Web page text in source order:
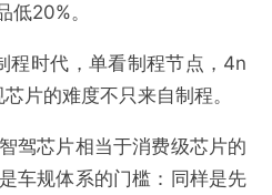
低20%。
程时代，单看制程节点，4n
片的难度不只来自制程。
驾芯片相当于消费级芯片的
车规体系的门槛：同样是先